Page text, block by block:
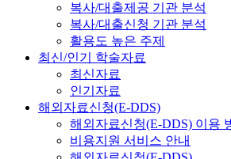
복사/대출제공 기관 분석
복사/대출신청 기관 분석
활용도 높은 주제
최신/인기 학술자료
최신자료
인기자료
해외자료신청(E-DDS)
해외자료신청(E-DDS) 이용
비용지원 서비스 안내